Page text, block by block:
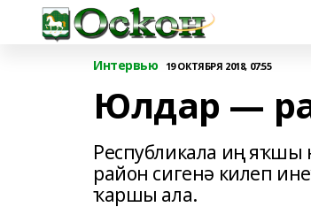
Интервью 19 ОКТЯБРЯ 2018, 07:55
Юлдар —
Республикала иң яҡшы
район сигенә килеп
ҡаршы ала.